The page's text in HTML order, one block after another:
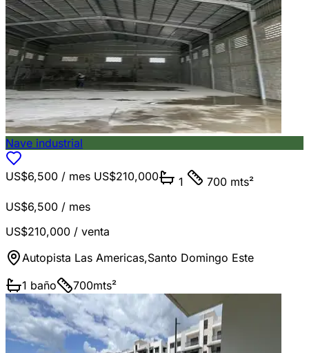
Nave industrial
US$6,500 / mes US$210,000 1
700 mts²
US$6,500 / mes
US$210,000 / venta
Autopista Las Americas,Santo Domingo Este
1 baño 700mts²